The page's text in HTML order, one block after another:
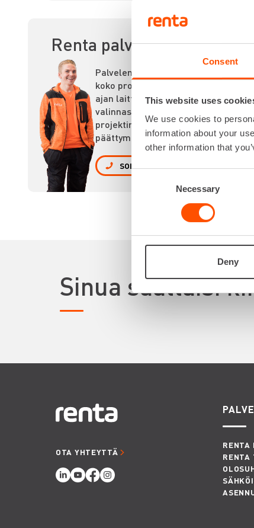
Consent
This website uses
We use cookies to
information about your
other information that
Consent
Necessary
Deny
Renta palvelee
Palvelemme
koko prosessin
ajan laitteiden
valinnasta
projektin
päättymiseen.
SOITA
Sinua saattaisi
OTA YHTEYTTÄ
RENTA
RENTA